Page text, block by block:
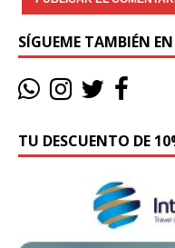
SÍGUEME TAMBIÉN EN
TU DESCUENTO DE